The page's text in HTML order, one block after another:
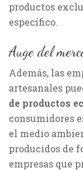
productos
específico.
Auge del
Además, las
artesanales
de productos
consumidores
el medio
producidos de
empresas que